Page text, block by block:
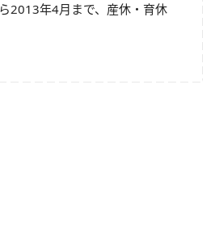
2013年4月まで、産休・育休